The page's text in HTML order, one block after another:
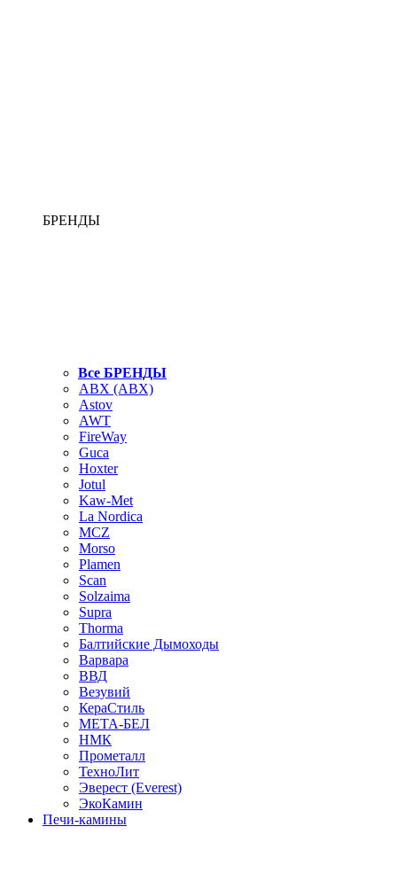
БРЕНДЫ
Все БРЕНДЫ
ABX (АВХ)
Astov
AWT
FireWay
Guca
Hoxter
Jotul
Kaw-Met
La Nordica
MCZ
Morso
Plamen
Scan
Solzaima
Supra
Thorma
Балтийские Дымоходы
Варвара
ВВД
Везувий
КераСтиль
МЕТА-БЕЛ
НМК
Прометалл
ТехноЛит
Эверест (Everest)
ЭкоКамин
Печи-камины